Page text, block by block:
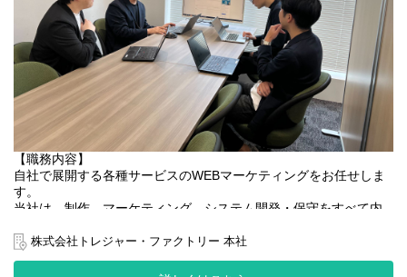
【職務内容】
自社で展開する各種サービスのWEBマーケティングをお任せしま
す。
当社は、制作、マーケティング、システム開発・保守をすべて内
各事業は基本的に、WEBマーケター1名とWEBディレクター1名で
株式会社トレジャー・ファクトリー 本社